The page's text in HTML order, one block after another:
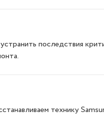
последствия
технику